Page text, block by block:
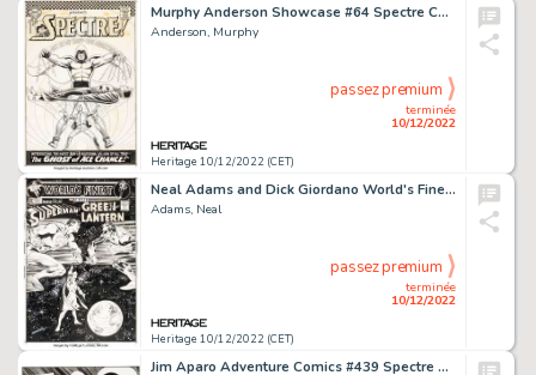
Murphy Anderson Showcase #64 Spectre Cover Original Art (DC, 1966). ...
Anderson, Murphy
Heritage 10/12/2022 (CET)
terminée
10/12/2022
passez premium
Neal Adams and Dick Giordano World's Finest #201 Cover Original Art (DC, 1971)....
Adams, Neal
Heritage 10/12/2022 (CET)
terminée
10/12/2022
passez premium
Jim Aparo Adventure Comics #439 Spectre Splash Page 1 Original Art (DC, 1975)....